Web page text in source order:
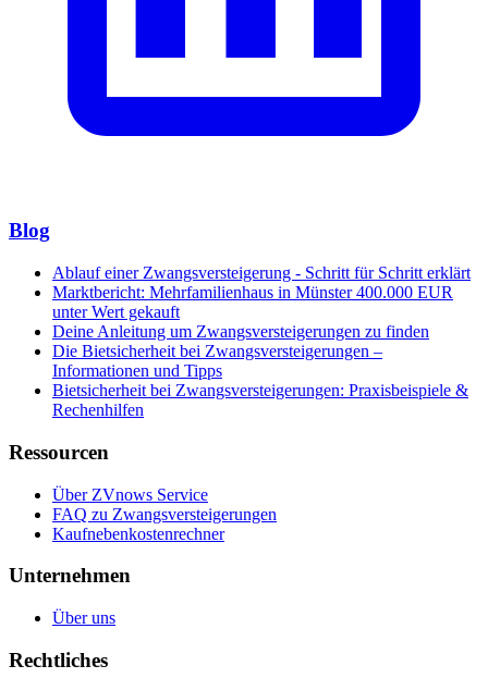
Blog
Ablauf einer Zwangsversteigerung - Schritt für Schritt erklärt
Marktbericht: Mehrfamilienhaus in Münster 400.000 EUR
unter Wert gekauft
Deine Anleitung um Zwangsversteigerungen zu finden
Die Bietsicherheit bei Zwangsversteigerungen –
Informationen und Tipps
Bietsicherheit bei Zwangsversteigerungen: Praxisbeispiele &
Rechenhilfen
Ressourcen
Über ZVnows Service
FAQ zu Zwangsversteigerungen
Kaufnebenkostenrechner
Unternehmen
Über uns
Rechtliches